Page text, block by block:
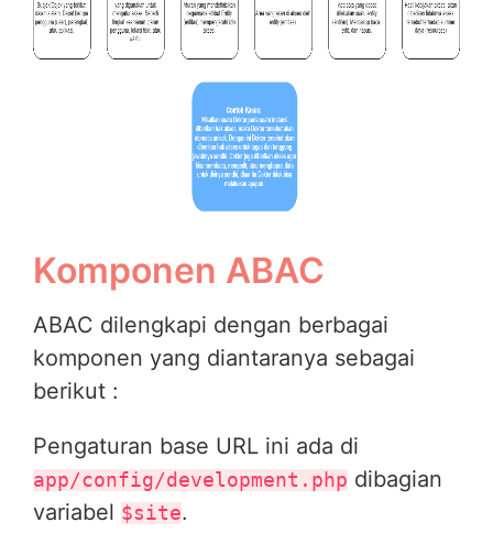
Komponen ABAC
ABAC dilengkapi dengan berbagai
komponen yang diantaranya sebagai
berikut :
Pengaturan base URL ini ada di
app/config/development.php dibagian
variabel $site.